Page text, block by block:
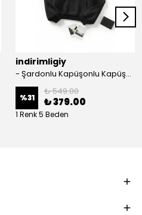
indirimligiy
- Şardonlu Kapüşonlu Kapüşonlu Kanguru Cep Oversize Lastik Paça Sweatshirt Takimi
%31
₺ 549.00
₺ 379.00
1 Renk 5 Beden